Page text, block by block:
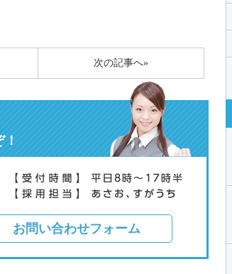
次の記事へ»
！
お問い合わせフォーム